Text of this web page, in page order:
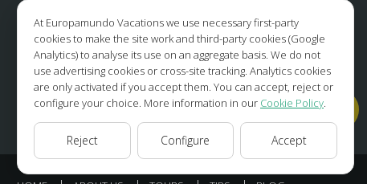
Instagram
X/Twitter
Youtube
At Europamundo Vacations we use necessary first-party
cookies to make the site work and third-party cookies (Google
Analytics) to analyse its use on an aggregate basis. We do not
use advertising cookies or cross-site tracking. Analytics cookies
are only activated if you accept them. You can accept, reject or
configure your choice. More information in our Cookie Policy.
Reject Configure Accept